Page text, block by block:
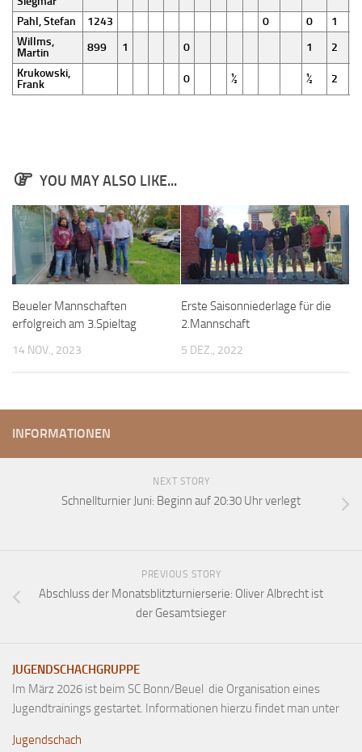
Pahl, Stefan
1243 0 0
1
Willms,
Martin
899 1 0 1 2
Krukowski,
Frank
0 ½ ½ 2
YOU MAY ALSO LIKE...
Beueler Mannschaften
erfolgreich am 3.Spieltag
14 NOV., 2023
Erste Saisonniederlage für die
2.Mannschaft
5 DEZ., 2022
INFORMATIONEN
NEXT STORY
Schnellturnier Juni: Beginn auf 20:30 Uhr verlegt
PREVIOUS STORY
Abschluss der Monatsblitzturnierserie: Oliver Albrecht ist
der Gesamtsieger
JUGENDSCHACHGRUPPE
Im März 2026 ist beim SC Bonn/Beuel die Organisation eines
Jugendtrainings gestartet. Informationen hierzu findet man unter
Jugendschach